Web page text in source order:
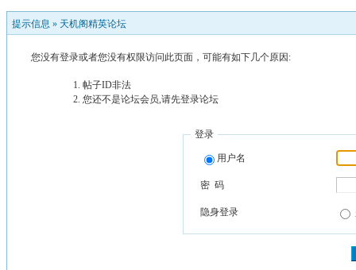
提示信息 » 天机阁精英论坛
您没有登录或者您没有权限访问此页面，可能有如下几个原因:
帖子ID非法
您还不是论坛会员,请先登录论坛
登录
用户名
密 码
隐身登录